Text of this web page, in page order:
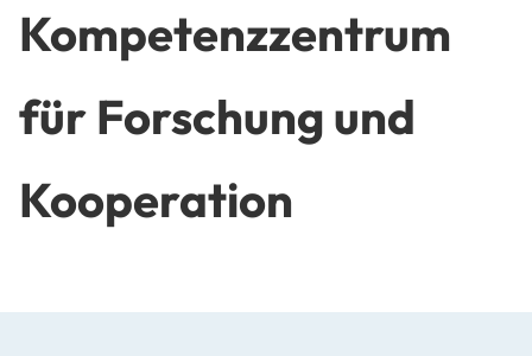
Kompetenzzentrum
für Forschung und
Kooperation